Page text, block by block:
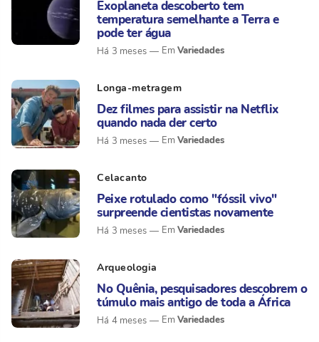
Exoplaneta descoberto tem
temperatura semelhante a Terra e
pode ter água
Há 3 meses Variedades
Longa-metragem
Dez filmes para assistir na Netflix
quando nada der certo
Há 3 meses Variedades
Celacanto
Peixe rotulado como "fóssil vivo"
surpreende cientistas novamente
Há 3 meses Variedades
Arqueologia
No Quênia, pesquisadores descobrem o
túmulo mais antigo de toda a África
Há 4 meses Variedades